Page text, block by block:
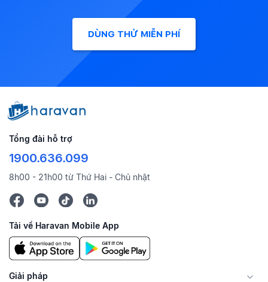
DÙNG THỬ MIỄN PHÍ
Tổng đài hỗ trợ
1900.636.099
8h00 - 21h00 từ Thứ Hai - Chủ nhật
Tải về Haravan Mobile App
Giải pháp